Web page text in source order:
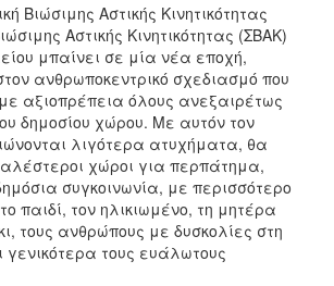
Βιώσιμης Αστικής Κινητικότητας
Αστικής Κινητικότητας (ΣΒΑΚ)
μπαίνει σε μία νέα εποχή,
ανθρωποκεντρικό σχεδιασμό που
με αξιοπρέπεια όλους ανεξαιρέτως
δημοσίου χώρου. Με αυτόν τον
λιγότερα ατυχήματα, θα
χώροι για περπάτημα,
συγκοινωνία, με περισσότερο
παιδί, τον ηλικιωμένο, τη μητέρα
τους ανθρώπους με δυσκολίες στη
γενικότερα τους ευάλωτους